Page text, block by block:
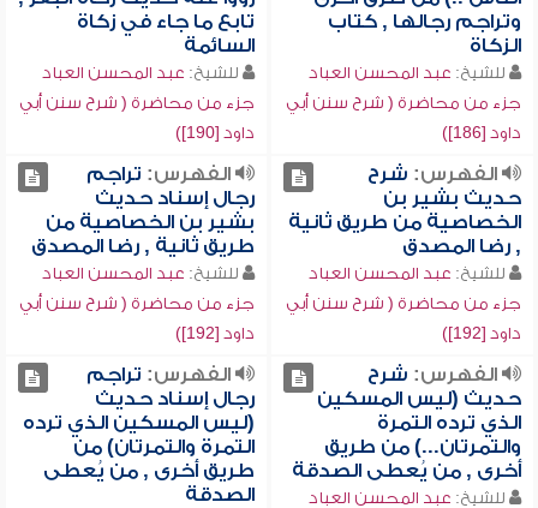
وتراجم رجالها , كتاب
الزكاة
للشيخ: عبد المحسن العباد
جزء من محاضرة ( شرح سنن أبي
داود [186])
تابع ما جاء في زكاة
السائمة
للشيخ: عبد المحسن العباد
جزء من محاضرة ( شرح سنن أبي
داود [190])
الفهرس: شرح
حديث بشير بن
الخصاصية من طريق ثانية
, رضا المصدق
للشيخ: عبد المحسن العباد
جزء من محاضرة ( شرح سنن أبي
داود [192])
الفهرس: تراجم
رجال إسناد حديث
بشير بن الخصاصية من
طريق ثانية , رضا المصدق
للشيخ: عبد المحسن العباد
جزء من محاضرة ( شرح سنن أبي
داود [192])
الفهرس: شرح
حديث (ليس المسكين
الذي ترده التمرة
والتمرتان...) من طريق
أخرى , من يُعطى الصدقة
للشيخ: عبد المحسن العباد
الفهرس: تراجم
رجال إسناد حديث
(ليس المسكين الذي ترده
التمرة والتمرتان) من
طريق أخرى , من يُعطى
الصدقة